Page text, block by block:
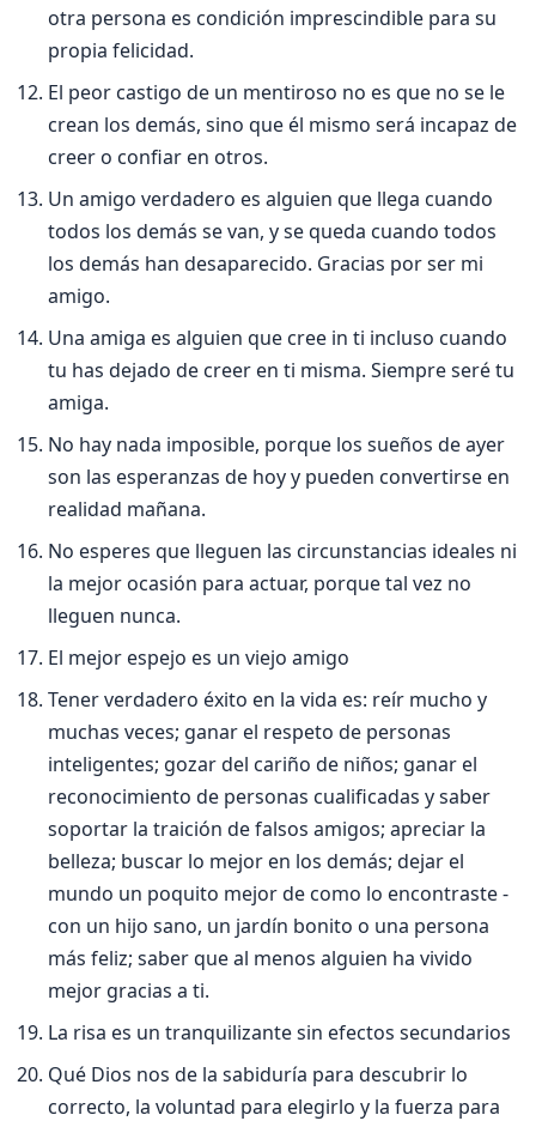
otra persona es condición imprescindible para su
propia felicidad.
El peor castigo de un mentiroso no es que no se le
crean los demás, sino que él mismo será incapaz de
creer o confiar en otros.
Un amigo verdadero es alguien que llega cuando
todos los demás se van, y se queda cuando todos
los demás han desaparecido. Gracias por ser mi
amigo.
Una amiga es alguien que cree in ti incluso cuando
tu has dejado de creer en ti misma. Siempre seré tu
amiga.
No hay nada imposible, porque los sueños de ayer
son las esperanzas de hoy y pueden convertirse en
realidad mañana.
No esperes que lleguen las circunstancias ideales ni
la mejor ocasión para actuar, porque tal vez no
lleguen nunca.
El mejor espejo es un viejo amigo
Tener verdadero éxito en la vida es: reí­r mucho y
muchas veces; ganar el respeto de personas
inteligentes; gozar del cariño de niños; ganar el
reconocimiento de personas cualificadas y saber
soportar la traición de falsos amigos; apreciar la
belleza; buscar lo mejor en los demás; dejar el
mundo un poquito mejor de como lo encontraste -
con un hijo sano, un jardí­n bonito o una persona
más feliz; saber que al menos alguien ha vivido
mejor gracias a ti.
La risa es un tranquilizante sin efectos secundarios
Qué Dios nos de la sabidurí­a para descubrir lo
correcto, la voluntad para elegirlo y la fuerza para